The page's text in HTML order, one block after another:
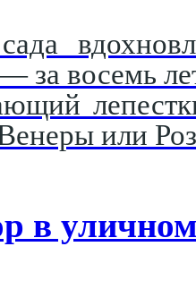
за восемь
или
в уличном